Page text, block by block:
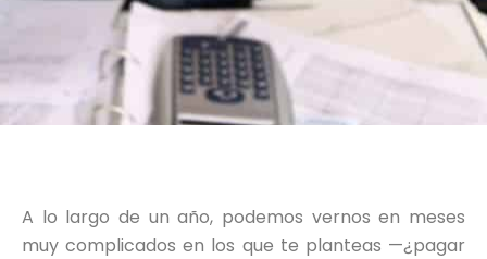
A lo largo de un año, podemos vernos en meses
muy complicados en los que te planteas —¿pagar